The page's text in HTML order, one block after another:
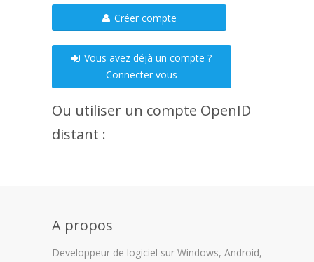
Créer compte
Vous avez déjà un compte ?
Connecter vous
Ou utiliser un compte OpenID
distant :
A propos
Developpeur de logiciel sur Windows, Android,